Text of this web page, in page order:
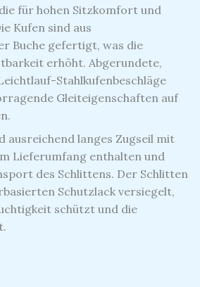
für hohen Sitzkomfort und
Kufen sind aus
Buche gefertigt, was die
erhöht. Abgerundete,
Stahlkufenbeschläge
Gleiteigenschaften auf
ausreichend langes Zugseil mit
Lieferumfang enthalten und
des Schlittens. Der Schlitten
Schutzlack versiegelt,
schützt und die